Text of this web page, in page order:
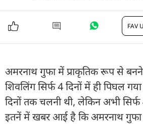
FAV
अमरनाथ गुफा में प्राकृतिक रूप से बनने
शिवलिंग सिर्फ 4 दिनों में ही पिघल
दिनों तक चलनी थी, लेकिन अभी सिर्फ
इतनें में खबर आई है कि अमरनाथ गुफा